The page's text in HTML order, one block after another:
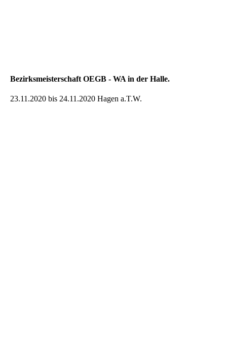
Bezirksmeisterschaft OEGB - WA in der Halle.
23.11.2020 bis 24.11.2020 Hagen a.T.W.